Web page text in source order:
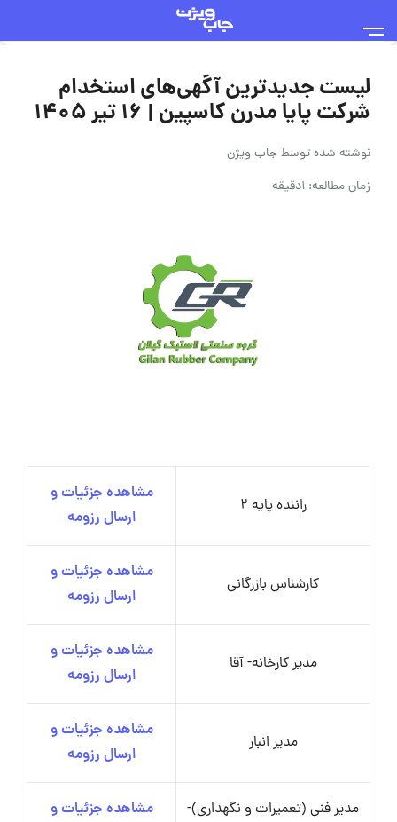
لیست جدیدترین آگهی‌های استخدام
شرکت پایا مدرن کاسپین | ۱۶ تیر ۱۴۰۵
نوشته شده توسطجاب ویژن
زمان مطالعه: 1دقیقه
راننده پایه 2
مشاهده جزئیات و
ارسال رزومه
کارشناس بازرگانی
مشاهده جزئیات و
ارسال رزومه
مدیر کارخانه- آقا
مشاهده جزئیات و
ارسال رزومه
مدیر انبار
مشاهده جزئیات و
ارسال رزومه
مدیر فنی (تعمیرات و نگهداری)-
مشاهده جزئیات و